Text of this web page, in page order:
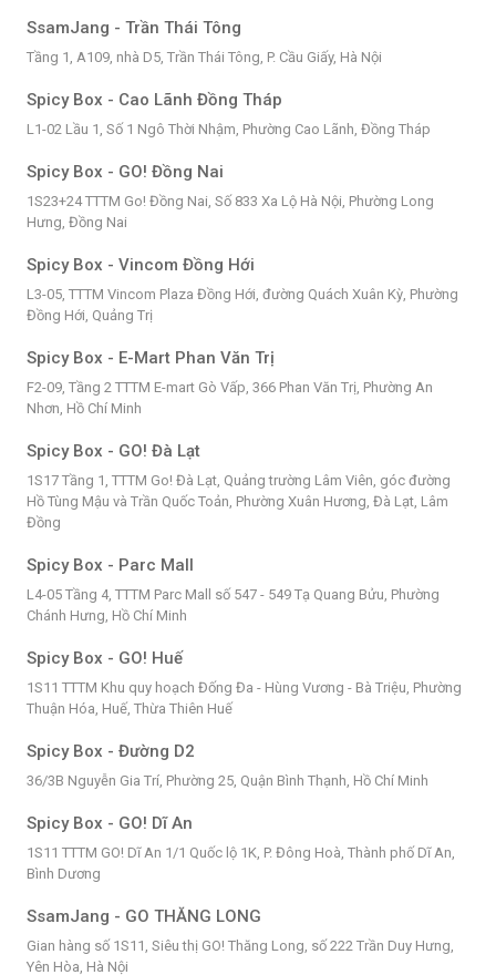
SsamJang - Trần Thái Tông
Tầng 1, A109, nhà D5, Trần Thái Tông, P. Cầu Giấy, Hà Nội
Spicy Box - Cao Lãnh Đồng Tháp
L1-02 Lầu 1, Số 1 Ngô Thời Nhậm, Phường Cao Lãnh, Đồng Tháp
Spicy Box - GO! Đồng Nai
1S23+24 TTTM Go! Đồng Nai, Số 833 Xa Lộ Hà Nội, Phường Long
Hưng, Đồng Nai
Spicy Box - Vincom Đồng Hới
L3-05, TTTM Vincom Plaza Đồng Hới, đường Quách Xuân Kỳ, Phường
Đồng Hới, Quảng Trị
Spicy Box - E-Mart Phan Văn Trị
F2-09, Tầng 2 TTTM E-mart Gò Vấp, 366 Phan Văn Trị, Phường An
Nhơn, Hồ Chí Minh
Spicy Box - GO! Đà Lạt
1S17 Tầng 1, TTTM Go! Đà Lạt, Quảng trường Lâm Viên, góc đường
Hồ Tùng Mậu và Trần Quốc Toản, Phường Xuân Hương, Đà Lạt, Lâm
Đồng
Spicy Box - Parc Mall
L4-05 Tầng 4, TTTM Parc Mall số 547 - 549 Tạ Quang Bửu, Phường
Chánh Hưng, Hồ Chí Minh
Spicy Box - GO! Huế
1S11 TTTM Khu quy hoạch Đống Đa - Hùng Vương - Bà Triệu, Phường
Thuận Hóa, Huế, Thừa Thiên Huế
Spicy Box - Đường D2
36/3B Nguyễn Gia Trí, Phường 25, Quận Bình Thạnh, Hồ Chí Minh
Spicy Box - GO! Dĩ An
1S11 TTTM GO! Dĩ An 1/1 Quốc lộ 1K, P. Đông Hoà, Thành phố Dĩ An,
Bình Dương
SsamJang - GO THĂNG LONG
Gian hàng số 1S11, Siêu thị GO! Thăng Long, số 222 Trần Duy Hưng,
Yên Hòa, Hà Nội